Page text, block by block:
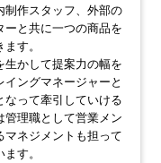
制作スタッフ、外部の
ーと共に一つの商品を
す。
生かして提案力の幅を
イングマネージャーと
なって牽引していける
管理職として営業メン
マネジメントも担って
す。